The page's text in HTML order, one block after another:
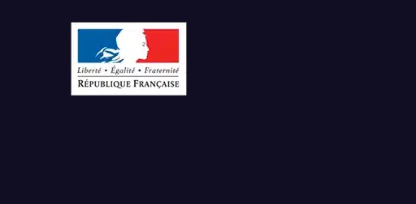
Par région :
Auvergne-Rhône-Alpes
Bourgogne-Franche-Comté